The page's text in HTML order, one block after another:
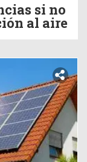
si no
al aire